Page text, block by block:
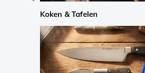
Koken & Tafelen